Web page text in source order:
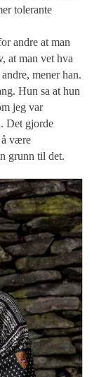
tolerante
andre at man
at man vet hva
mener han.
Hun sa at hun
jeg var
Det gjorde
å være
grunn til det.